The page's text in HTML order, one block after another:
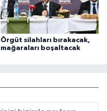
Örgüt silahları bırakacak,
mağaraları boşaltacak